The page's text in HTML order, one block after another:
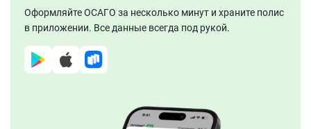
Оформляйте ОСАГО за несколько минут и храните полис
в приложении. Все данные всегда под рукой.